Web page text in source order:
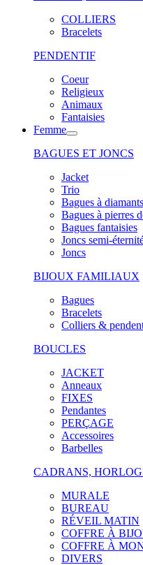
COLLIERS
Bracelets
PENDENTIF
Coeur
Religieux
Animaux
Fantaisies
Femme
BAGUES ET JONCS
Jacket
Trio
Bagues à
Bagues à pierres
Bagues fantaisies
Joncs semi-
Joncs
BIJOUX FAMILIAUX
Bagues
Bracelets
Colliers &
BOUCLES
JACKET
Anneaux
FIXES
Pendantes
PERÇAGE
Accessoires
Barbelles
CADRANS,
MURALE
BUREAU
RÉVEIL MATIN
COFFRE À
COFFRE À
DIVERS